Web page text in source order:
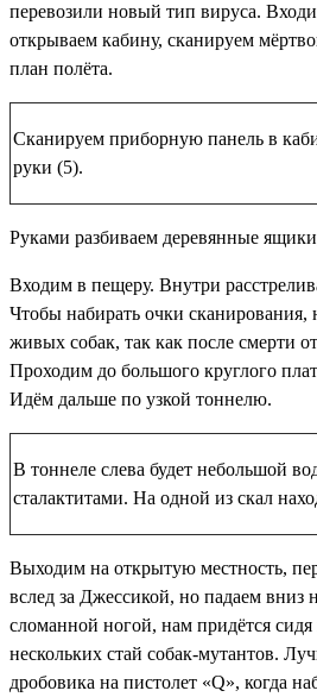
перевозили новый тип вируса.
открываем кабину, сканируем
план полёта.
Сканируем приборную панель в
руки (5).
Руками разбиваем деревянные
Входим в пещеру. Внутри
Чтобы набирать очки сканирования,
живых собак, так как после смерти
Проходим до большого круглого
Идём дальше по узкой тоннелю.
В тоннеле слева будет небольшой
сталактитами. На одной из скал
Выходим на открытую местность,
вслед за Джессикой, но падаем вниз
сломанной ногой, нам придётся сидя
нескольких стай собак-мутантов.
дробовика на пистолет «Q», когда